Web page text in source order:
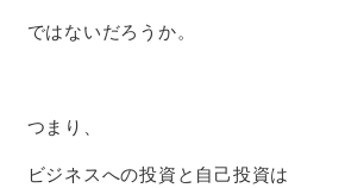
ではないだろうか。
つまり、
ビジネスへの投資と自己投資は